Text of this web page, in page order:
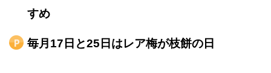
すめ
毎月17日と25日はレア梅が枝餅の日